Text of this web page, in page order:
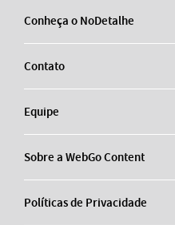
Conheça o NoDetalhe
Contato
Equipe
Sobre a WebGo Content
Políticas de Privacidade